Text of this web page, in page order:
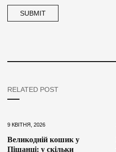
RELATED POST
9 КВІТНЯ, 2026
Великодній кошик у
Піщанці: у скільки